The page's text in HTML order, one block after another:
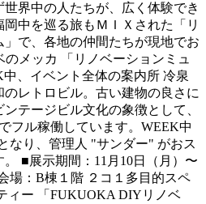
界中の人たちが、広く体験でき
中を巡る旅もＭＩＸされた「リ
」で、各地の仲間たちが現地でお
メッカ 「リノベーションミュ
、イベント全体の案内所 冷泉
レトロビル。古い建物の良さに
テージビル文化の象徴として、
フル稼働しています。WEEK中
なり、管理人 "サンダー" がおス
■展示期間：11月10日（月）〜
場：B棟１階 ２コ１多目的スペ
ィー 「FUKUOKA DIYリノベ